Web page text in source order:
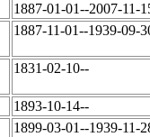
1887-01-01--2007-11-
1887-11-01--1939-09-
1831-02-10--
1893-10-14--
1899-03-01--1939-11-